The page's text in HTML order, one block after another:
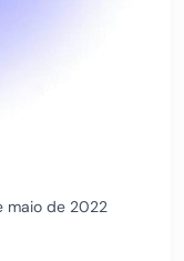
maio de 2022